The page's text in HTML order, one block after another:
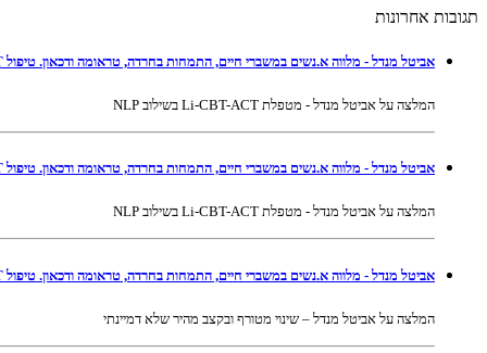
תגובות אחרונות
אביטל מנדל - מלווה א.נשים במשברי חיים, התמחות בחרדה, טראומה ודכאון. טיפול Li-CBT-ACT בשילוב NLP ברמת גן ובאונליין
המלצה על אביטל מנדל - מטפלת Li-CBT-ACT בשילוב NLP
אביטל מנדל - מלווה א.נשים במשברי חיים, התמחות בחרדה, טראומה ודכאון. טיפול Li-CBT-ACT בשילוב NLP ברמת גן ובאונליין
המלצה על אביטל מנדל - מטפלת Li-CBT-ACT בשילוב NLP
אביטל מנדל - מלווה א.נשים במשברי חיים, התמחות בחרדה, טראומה ודכאון. טיפול Li-CBT-ACT בשילוב NLP ברמת גן ובאונליין
המלצה על אביטל מנדל – שינוי מטורף ובקצב מהיר שלא דמיינתי